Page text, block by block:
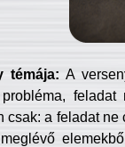
témája: A
feladat
csak: a feladat